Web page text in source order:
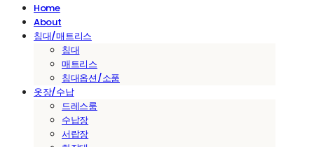
Home
About
침대/매트리스
침대
매트리스
침대옵션/소품
옷장/수납
드레스룸
수납장
서랍장